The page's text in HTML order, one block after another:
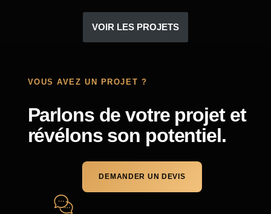
VOIR LES PROJETS
VOUS AVEZ UN PROJET ?
Parlons de votre projet et
révélons son potentiel.
DEMANDER UN DEVIS